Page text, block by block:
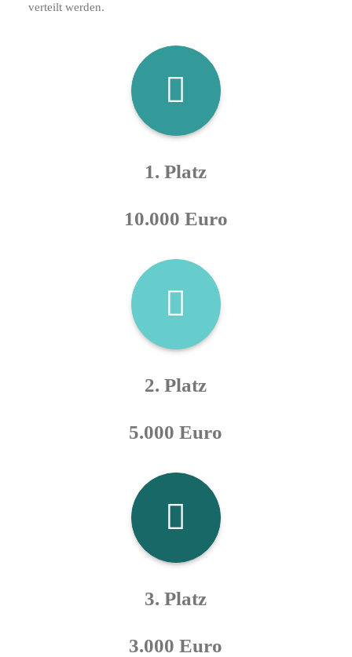
verteilt werden.
1. Platz
10.000 Euro
2. Platz
5.000 Euro
3. Platz
3.000 Euro